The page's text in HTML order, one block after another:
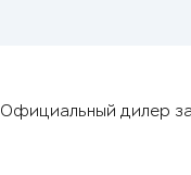
Официальный дилер